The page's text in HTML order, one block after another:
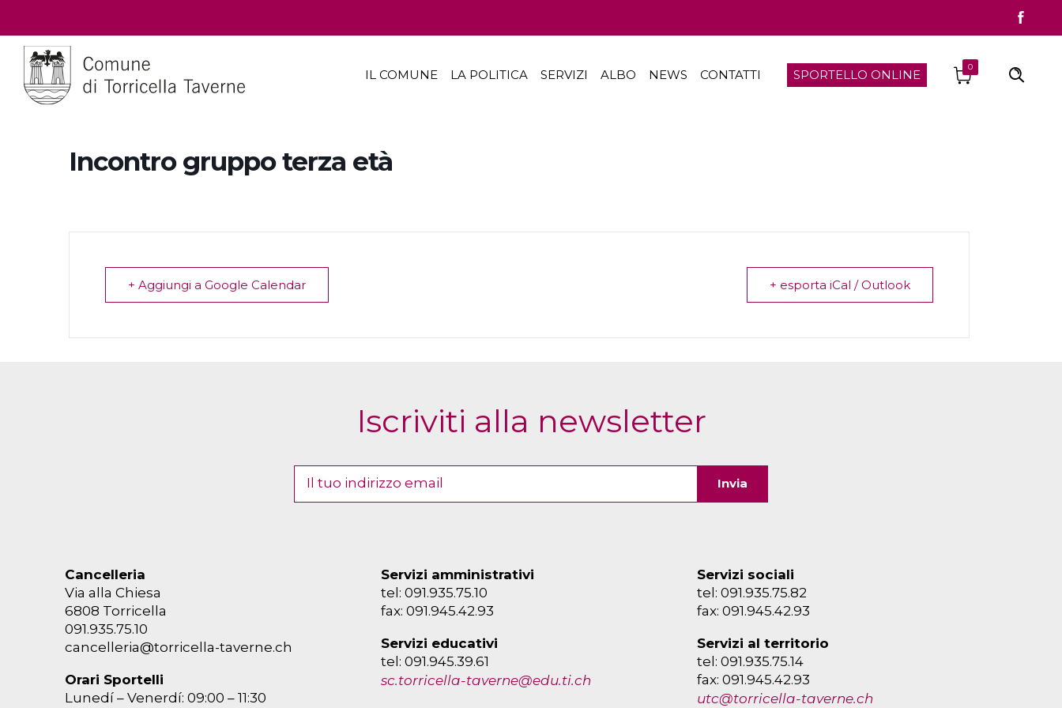
0
IL COMUNE LA POLITICA SERVIZI ALBO NEWS CONTATTI SPORTELLO ONLINE
Incontro gruppo terza età
+ Aggiungi a Google Calendar + esporta iCal / Outlook
Iscriviti alla newsletter
Cancelleria
Via alla Chiesa
6808 Torricella
091.935.75.10
cancelleria@torricella-taverne.ch
Orari Sportelli
Lunedí – Venerdí: 09:00 – 11:30
Servizi amministrativi
tel: 091.935.75.10
fax: 091.945.42.93
Servizi educativi
tel: 091.945.39.61
sc.torricella-taverne@edu.ti.ch
Servizi sociali
tel: 091.935.75.82
fax: 091.945.42.93
Servizi al territorio
tel: 091.935.75.14
fax: 091.945.42.93
utc@torricella-taverne.ch